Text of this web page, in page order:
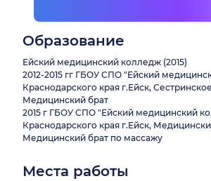
Образование
Ейский медицинский колледж (2015)
2012-2015 гг ГБОУ СПО "Ейский
Краснодарского края г.Ейск,
Медицинский брат
2015 г ГБОУ СПО "Ейский медицинский
Краснодарского края г.Ейск,
Медицинский брат по массажу
Места работы